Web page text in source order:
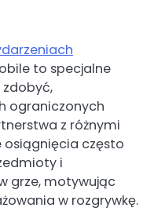
to specjalne
ograniczonych
z różnymi
osiągnięcia często
i
grze, motywując
w rozgrywkę.